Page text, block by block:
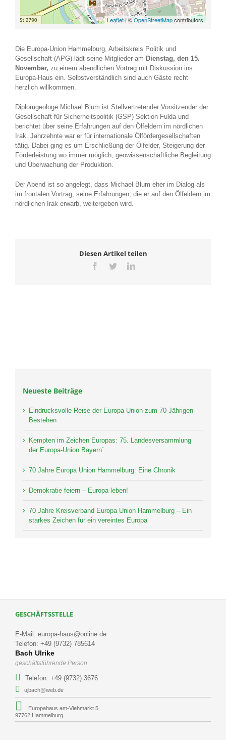
Leaflet| ©OpenStreetMapcontributors
Die Europa-Union Hammelburg, Arbeitskreis Politik und
Gesellschaft (APG) lädt seine Mitglieder am Dienstag, den 15.
November, zu einem abendlichen Vortrag mit Diskussion ins
Europa-Haus ein. Selbstverständlich sind auch Gäste recht
herzlich willkommen.
Diplomgeologe Michael Blum ist Stellvertretender Vorsitzender der
Gesellschaft für Sicherheitspolitik (GSP) Sektion Fulda und
berichtet über seine Erfahrungen auf den Ölfeldern im nördlichen
Irak. Jahrzehnte war er für internationale Ölfördergesellschaften
tätig. Dabei ging es um Erschließung der Ölfelder, Steigerung der
Förderleistung wo immer möglich, geowissenschaftliche Begleitung
und Überwachung der Produktion.
Der Abend ist so angelegt, dass Michael Blum eher im Dialog als
im frontalen Vortrag, seine Erfahrungen, die er auf den Ölfeldern im
nördlichen Irak erwarb, weitergeben wird.
Diesen Artikel teilen
Facebook
TwitterLinkedIn
Neueste Beiträge
Eindrucksvolle Reise der Europa-Union zum 70-Jährigen
Bestehen
Kempten im Zeichen Europas: 75. Landesversammlung
der Europa-Union Bayern´
70 Jahre Europa Union Hammelburg: Eine Chronik
Demokratie feiern – Europa leben!
70 Jahre Kreisverband Europa Union Hammelburg – Ein
starkes Zeichen für ein vereintes Europa
GESCHÄFTSSTELLE
E-Mail: europa-haus@online.de
Telefon: +49 (9732) 785614
Bach Ulrike
geschäftsführende Person
Telefon: +49 (9732) 3676
ujbach@web.de
Europahaus am-Viehmarkt 5
97762 Hammelburg